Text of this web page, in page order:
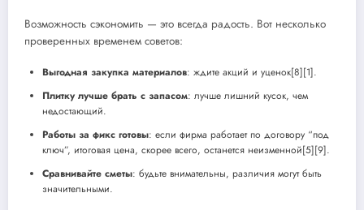
Возможность сэкономить — это всегда радость. Вот несколько
проверенных временем советов:
Выгодная закупка материалов: ждите акций и уценок[8][1].
Плитку лучше брать с запасом: лучше лишний кусок, чем
недостающий.
Работы за фикс готовы: если фирма работает по договору “под
ключ”, итоговая цена, скорее всего, останется неизменной[5][9].
Сравнивайте сметы: будьте внимательны, различия могут быть
значительными.